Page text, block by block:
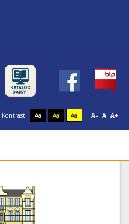
Kontrast Aa Aa Aa A- A A+
im. Stefana